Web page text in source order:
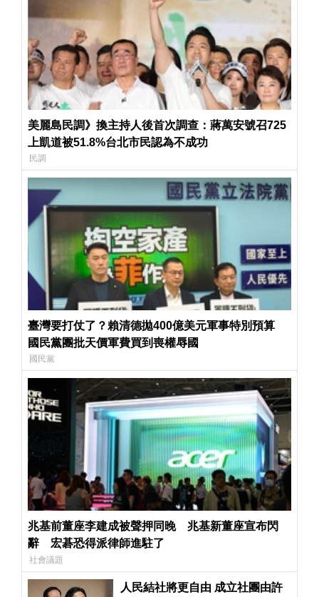
美麗島民調》換主持人後首次調查：蔣萬安號召725
上凱道被51.8%台北市民認為不成功
民調
臺灣要打仗了？賴清德拋400億美元軍事特別預算
國民黨團批天價軍費買到喪權辱國
國民黨
兆基前董座李建成被聲押同晚 兆基新董座宣布閃
辭 宏碁恐得派律師進駐了
社會議題
人民結社將更自由 成立社團由許